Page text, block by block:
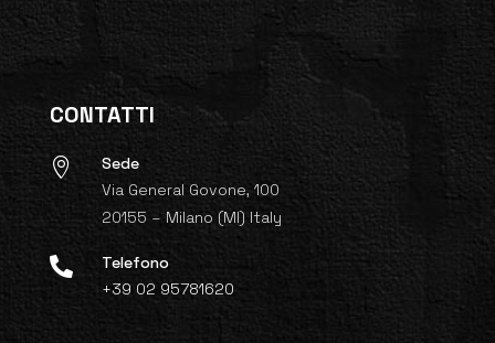
CONTATTI

Sede
Via General Govone, 100
20155 – Milano (MI) Italy

Telefono
+39 02 95781620